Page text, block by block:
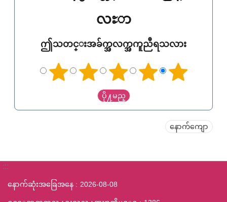
လႊာ
ဤသတင္းအခ်က္အလက္အကူညီရသလား
နောက်ကျော
:::
နောက်ဆုံးအခြေအနေ 2026-08-08